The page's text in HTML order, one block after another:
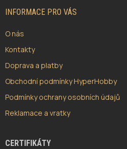
INFORMACE PRO VÁS
O nás
Kontakty
Doprava a platby
Obchodní podmínky HyperHobby
Podmínky ochrany osobních údajů
Reklamace a vratky
CERTIFIKÁTY